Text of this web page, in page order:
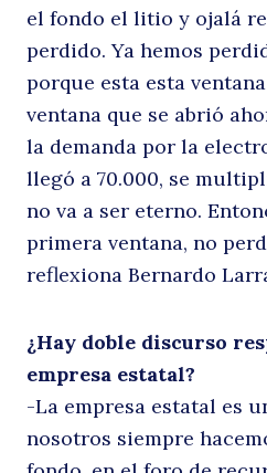
el fondo el litio y ojalá
perdido. Ya hemos
porque esta esta
ventana que se abrió
la demanda por la
llegó a 70.000, se
no va a ser eterno.
primera ventana, no
reflexiona Bernardo
¿Hay doble discurso
empresa estatal?
-La empresa estatal es
nosotros siempre